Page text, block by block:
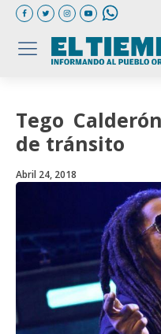
Tego
de tránsito
Abril 24, 2018